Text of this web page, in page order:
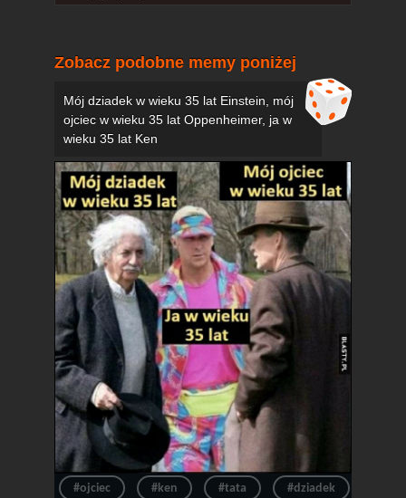
Zobacz podobne memy poniżej
Mój dziadek w wieku 35 lat Einstein, mój
ojciec w wieku 35 lat Oppenheimer, ja w
wieku 35 lat Ken
#ojciec #ken #tata #dziadek